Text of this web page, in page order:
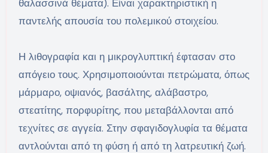
θαλασσινά θέματα). Είναι χαρακτηριστική η
παντελής απουσία του πολεμικού στοιχείου.
Η λιθογραφία και η μικρογλυπτική έφτασαν στο
απόγειο τους. Χρησιμοποιούνται πετρώματα, όπως
μάρμαρο, οψιανός, βασάλτης, αλάβαστρο,
στεατίτης, πορφυρίτης, που μεταβάλλονται από
τεχνίτες σε αγγεία. Στην σφαγιδογλυφία τα θέματα
αντλούνται από τη φύση ή από τη λατρευτική ζωή.